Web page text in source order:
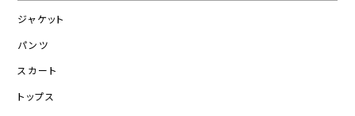
ジャケット
パンツ
スカート
トップス